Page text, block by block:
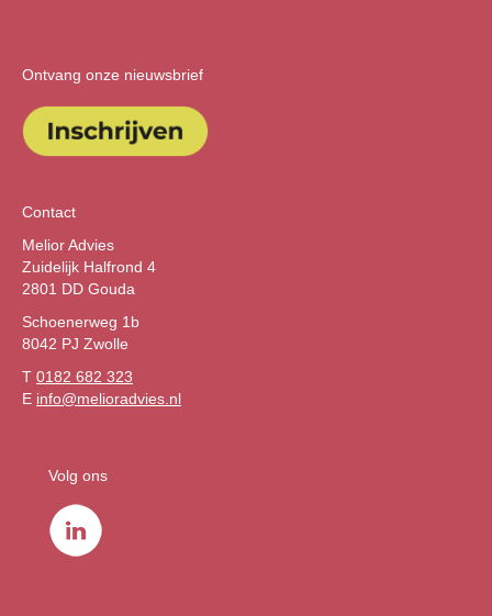
Ontvang onze nieuwsbrief
Contact
Melior Advies
Zuidelijk Halfrond 4
2801 DD Gouda
Schoenerweg 1b
8042 PJ Zwolle
T 0182 682 323
E info@melioradvies.nl
Volg ons